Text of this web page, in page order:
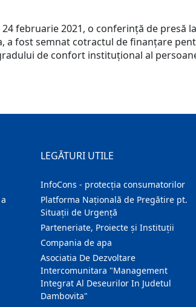
februarie 2021, o conferință de presă
a fost semnat cotractul de finanțare
de confort instituțional al
LEGĂTURI UTILE
InfoCons - protecția consumatorilor
Platforma Națională de Pregătire pt.
Situații de Urgență
Parteneriate, Proiecte și Instituții
Compania de apa
Asociatia De Dezvoltare
Intercomunitara "Management
Integrat Al Deseurilor In Judetul
Dambovita"